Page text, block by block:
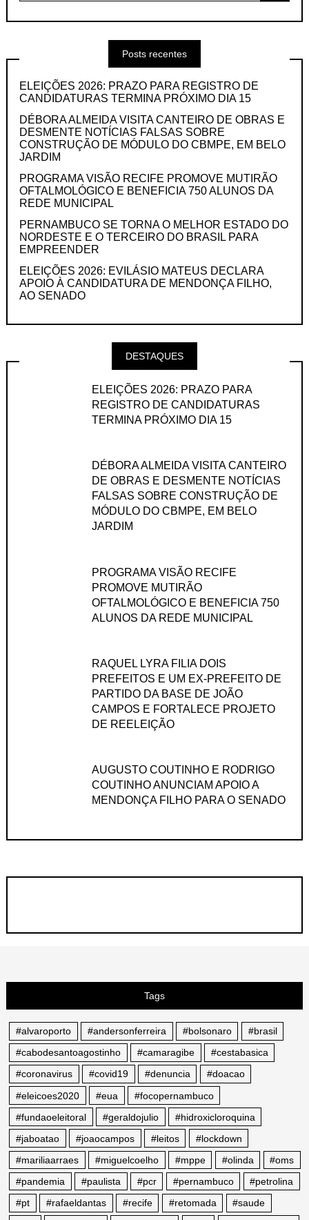
Posts recentes
ELEIÇÕES 2026: PRAZO PARA REGISTRO DE
CANDIDATURAS TERMINA PRÓXIMO DIA 15
DÉBORA ALMEIDA VISITA CANTEIRO DE OBRAS E
DESMENTE NOTÍCIAS FALSAS SOBRE
CONSTRUÇÃO DE MÓDULO DO CBMPE, EM BELO
JARDIM
PROGRAMA VISÃO RECIFE PROMOVE MUTIRÃO
OFTALMOLÓGICO E BENEFICIA 750 ALUNOS DA
REDE MUNICIPAL
PERNAMBUCO SE TORNA O MELHOR ESTADO DO
NORDESTE E O TERCEIRO DO BRASIL PARA
EMPREENDER
ELEIÇÕES 2026: EVILÁSIO MATEUS DECLARA
APOIO À CANDIDATURA DE MENDONÇA FILHO,
AO SENADO
DESTAQUES
ELEIÇÕES 2026: PRAZO PARA
REGISTRO DE CANDIDATURAS
TERMINA PRÓXIMO DIA 15
DÉBORA ALMEIDA VISITA CANTEIRO
DE OBRAS E DESMENTE NOTÍCIAS
FALSAS SOBRE CONSTRUÇÃO DE
MÓDULO DO CBMPE, EM BELO
JARDIM
PROGRAMA VISÃO RECIFE
PROMOVE MUTIRÃO
OFTALMOLÓGICO E BENEFICIA 750
ALUNOS DA REDE MUNICIPAL
RAQUEL LYRA FILIA DOIS
PREFEITOS E UM EX-PREFEITO DE
PARTIDO DA BASE DE JOÃO
CAMPOS E FORTALECE PROJETO
DE REELEIÇÃO
AUGUSTO COUTINHO E RODRIGO
COUTINHO ANUNCIAM APOIO A
MENDONÇA FILHO PARA O SENADO
Tags
#alvaroporto #andersonferreira #bolsonaro
#brasil
#cabodesantoagostinho
#camaragibe
#cestabasica
#coronavirus
#covid19 #denuncia
#doacao
#eleicoes2020
#eua
#focopernambuco
#fundaoeleitoral
#geraldojulio
#hidroxicloroquina
#jaboatao
#joaocampos #leitos
#lockdown
#mariliaarraes
#miguelcoelho #mppe #olinda
#oms
#pandemia
#paulista #pcr #pernambuco
#petrolina
#pt
#rafaeldantas #recife #retomada
#saude